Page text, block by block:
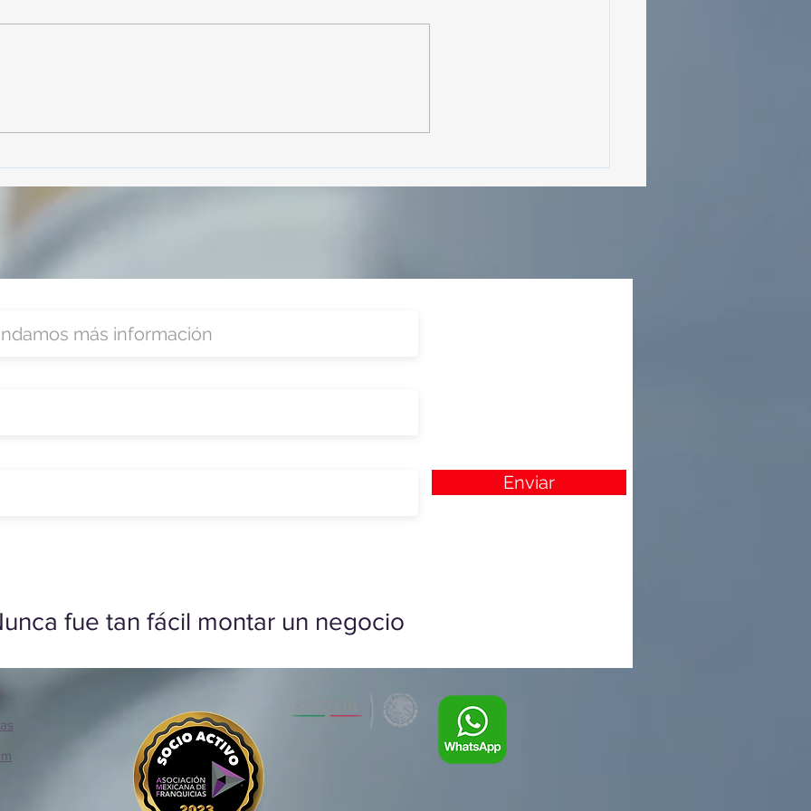
Zoom
organizada por Nefertari
Enviar
fue tan fácil montar un negocio